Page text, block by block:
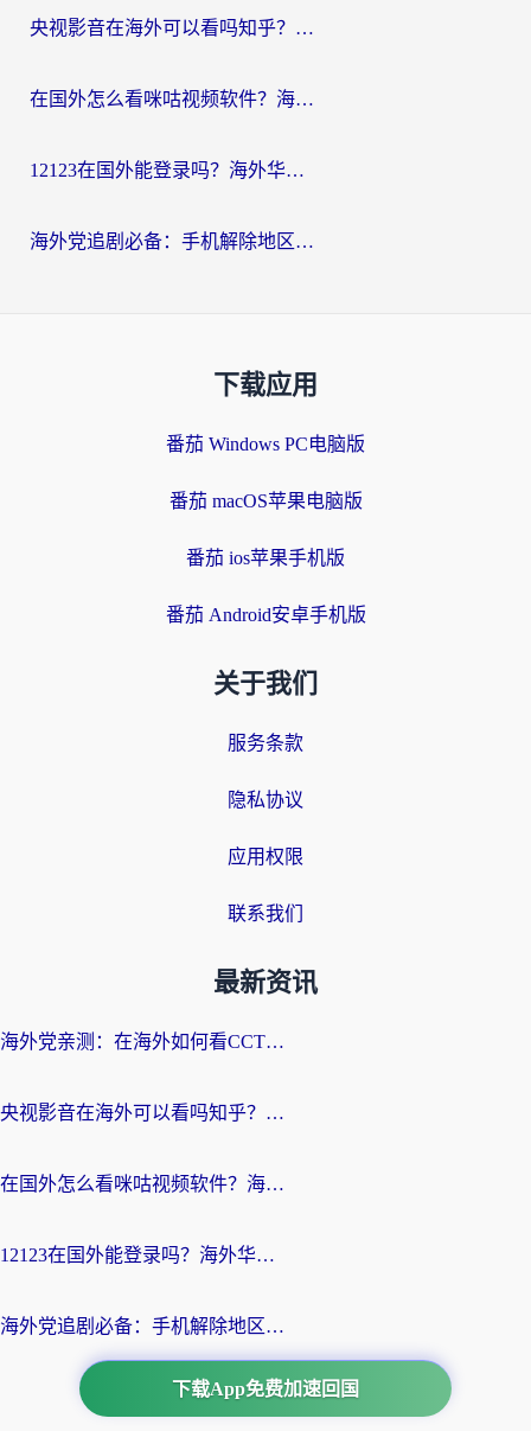
央视影音在海外可以看吗知乎？留学生亲测：3步解决地域限制+追剧自由
在国外怎么看咪咕视频软件？海外党亲测有效的回国加速方案
12123在国外能登录吗？海外华人必看的回国加速实用指南
海外党追剧必备：手机解除地区限制app怎么选？解决央视视频&国内剧地区限制全指南
下载应用
番茄 Windows PC电脑版
番茄 macOS苹果电脑版
番茄 ios苹果手机版
番茄 Android安卓手机版
关于我们
服务条款
隐私协议
应用权限
联系我们
最新资讯
海外党亲测：在海外如何看CCTV？告别“仅限大陆播放”的实用指南
央视影音在海外可以看吗知乎？留学生亲测：3步解决地域限制+追剧自由
在国外怎么看咪咕视频软件？海外党亲测有效的回国加速方案
12123在国外能登录吗？海外华人必看的回国加速实用指南
海外党追剧必备：手机解除地区限制app怎么选？解决央视视频&国内剧地区限制全指南
下载App免费加速回国